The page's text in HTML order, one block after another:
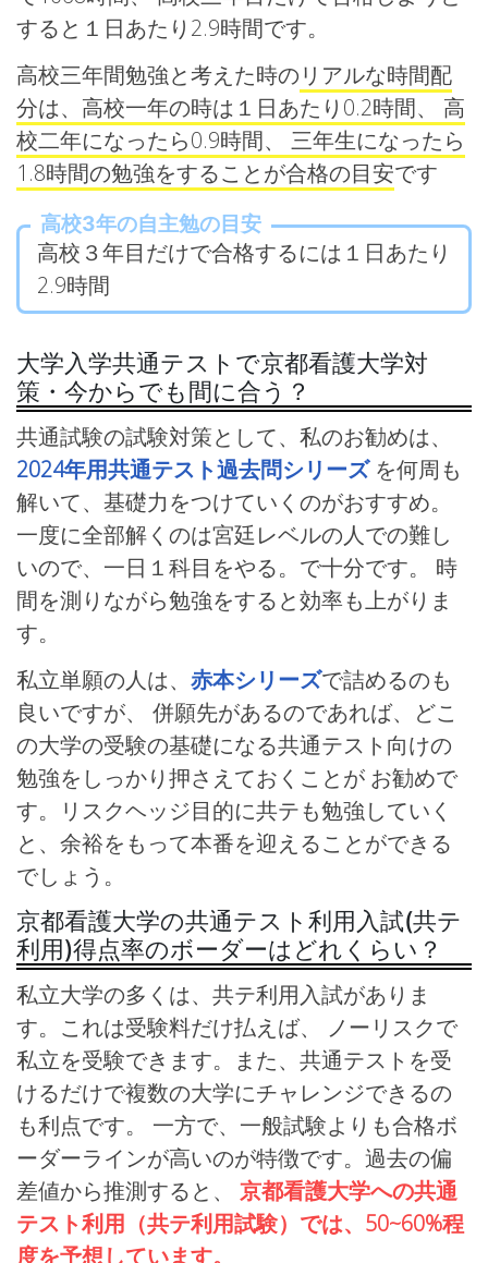
すると１日あたり2.9時間です。
高校三年間勉強と考えた時のリアルな時間配
分は、高校一年の時は１日あたり0.2時間、 高
校二年になったら0.9時間、 三年生になったら
1.8時間の勉強をすることが合格の目安です
高校3年の自主勉の目安
高校３年目だけで合格するには１日あたり
2.9時間
大学入学共通テストで京都看護大学対
策・今からでも間に合う？
共通試験の試験対策として、私のお勧めは、
2024年用共通テスト過去問シリーズを何周も
解いて、基礎力をつけていくのがおすすめ。
一度に全部解くのは宮廷レベルの人での難し
いので、一日１科目をやる。で十分です。 時
間を測りながら勉強をすると効率も上がりま
す。
私立単願の人は、 赤本シリーズで詰めるのも
良いですが、 併願先があるのであれば、どこ
の大学の受験の基礎になる共通テスト向けの
勉強をしっかり押さえておくことが お勧めで
す。リスクヘッジ目的に共テも勉強していく
と、余裕をもって本番を迎えることができる
でしょう。
京都看護大学の共通テスト利用入試(共テ
利用)得点率のボーダーはどれくらい？
私立大学の多くは、共テ利用入試がありま
す。これは受験料だけ払えば、 ノーリスクで
私立を受験できます。また、共通テストを受
けるだけで複数の大学にチャレンジできるの
も利点です。 一方で、一般試験よりも合格ボ
ーダーラインが高いのが特徴です。過去の偏
差値から推測すると、 京都看護大学への共通
テスト利用（共テ利用試験）では、50~60%程
度を予想しています。